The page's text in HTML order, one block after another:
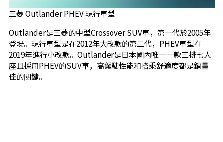
三菱 Outlander PHEV 現行車型
Outlander是三菱的中型Crossover SUV車，第一代於2005年
登場。現行車型是在2012年大改款的第二代，PHEV車型在
2019年進行小改款。Outlander是日本國內唯一一款三排七人
座且採用PHEV的SUV車，高駕駛性能和搭乘舒適度都是銷量
佳的關鍵。